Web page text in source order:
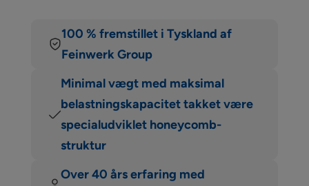
100 % fremstillet i Tyskland af
Feinwerk Group
Minimal vægt med maksimal
belastningskapacitet takket være
specialudviklet honeycomb-
struktur
Over 40 års erfaring med